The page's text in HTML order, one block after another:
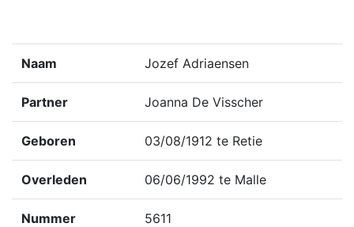
Naam Jozef Adriaensen
Partner Joanna De Visscher
Geboren 03/08/1912 te Retie
Overleden 06/06/1992 te Malle
Nummer 5611